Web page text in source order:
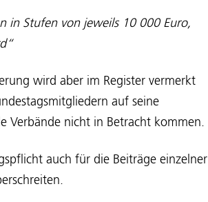
in Stufen von jeweils 10 000 Euro,
wird aber im Register vermerkt
auf seine
Verbände nicht in Betracht kommen.
auch für die Beiträge einzelner